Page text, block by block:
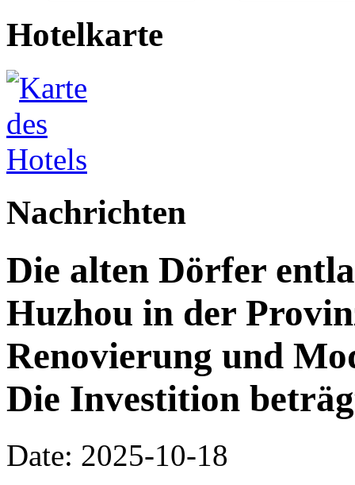
Hotelkarte
Nachrichten
Die alten Dörfer
Huzhou in der
Renovierung und
Die Investition
Date: 2025-10-18